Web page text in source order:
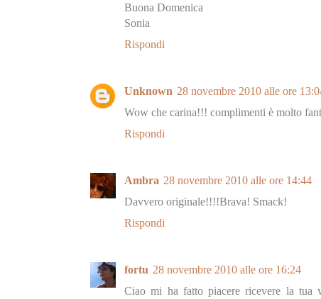
Buona Domenica
Sonia
Rispondi
Unknown 28 novembre 2010 alle ore
Wow che carina!!! complimenti è molto
Rispondi
Ambra 28 novembre 2010 alle ore 14:44
Davvero originale!!!!Brava! Smack!
Rispondi
fortu 28 novembre 2010 alle ore 16:24
Ciao mi ha fatto piacere ricevere la tua